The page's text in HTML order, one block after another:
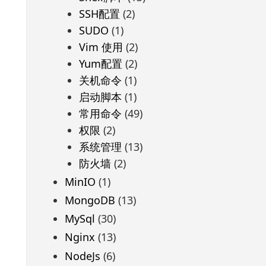
SSH配置 (2)
SUDO (1)
Vim 使用 (2)
Yum配置 (2)
关机命令 (1)
启动脚本 (1)
常用命令 (49)
权限 (2)
系统管理 (13)
防火墙(2)
MinIO (1)
MongoDB (13)
MySql (30)
Nginx (13)
NodeJs (6)